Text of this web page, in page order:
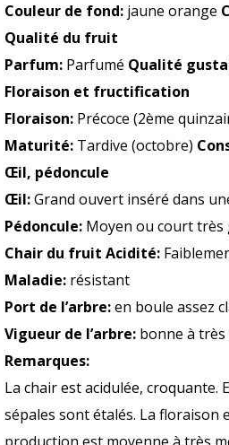
Couleur de fond: jaune orange
Qualité du fruit
Parfum: Parfumé Qualité
Floraison et fructification
Floraison: Précoce (2ème
Maturité: Tardive (octobre)
Œil, pédoncule
Œil:Grand ouvert inséré dans
Pédoncule: Moyen ou court très
Chair du fruit Acidité:
Maladie: résistant
Port de l’arbre:en boule assez
Vigueur de l’arbre: bonne à
Remarques:
La chair est acidulée, croquante.
sépales sont étalés. La floraison